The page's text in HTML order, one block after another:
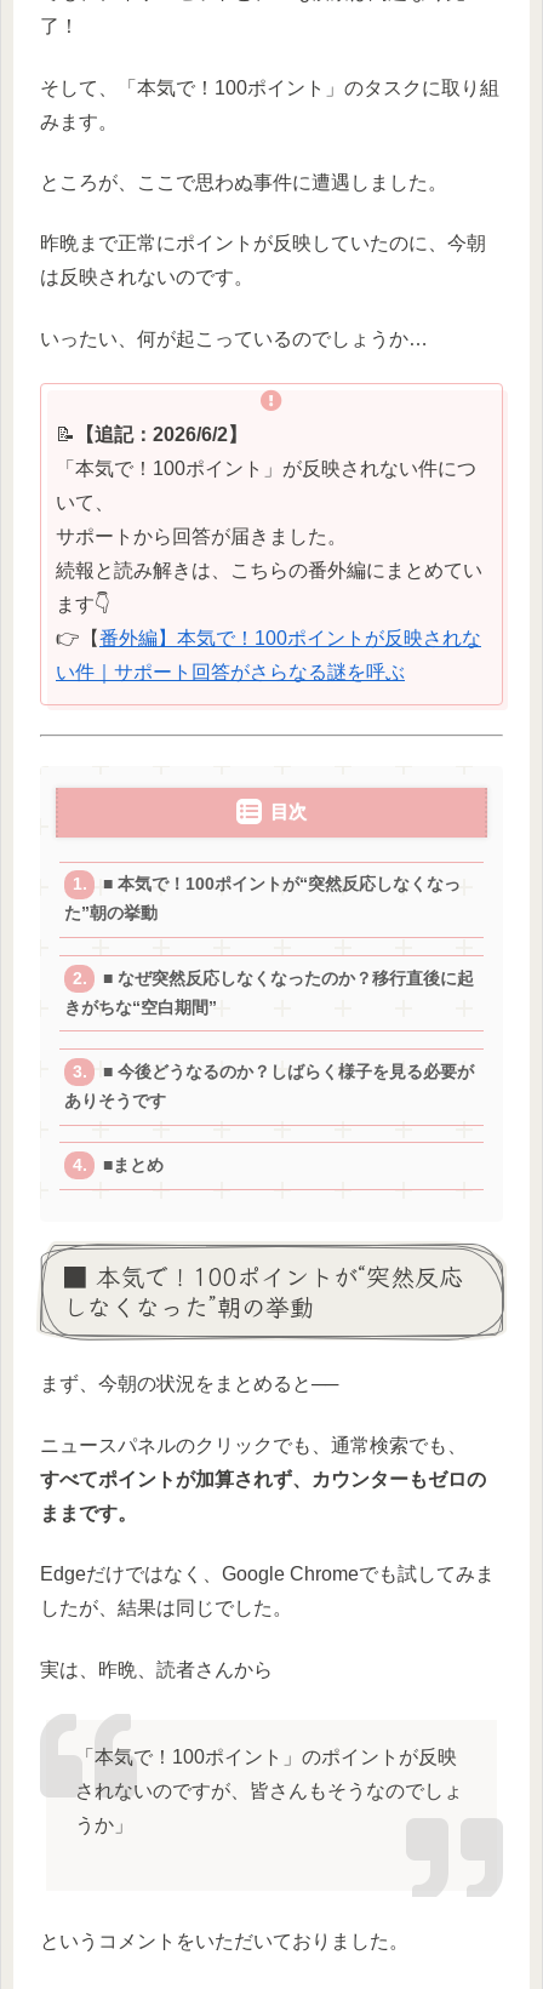
了！
そして、「本気で！100ポイント」のタスクに取り組
みます。
ところが、ここで思わぬ事件に遭遇しました。
昨晩まで正常にポイントが反映していたのに、今朝
は反映されないのです。
いったい、何が起こっているのでしょうか…
📝
【追記：2026/6/2】
「本気で！100ポイント」が反映されない件につ
いて、
サポートから回答が届きました。
続報と読み解きは、こちらの番外編にまとめてい
ます👇
👉【番外編】本気で！100ポイントが反映されな
い件｜サポート回答がさらなる謎を呼ぶ
目次
■ 本気で！100ポイントが“突然反応しなくなっ
た”朝の挙動
■ なぜ突然反応しなくなったのか？移行直後に起
きがちな“空白期間”
■ 今後どうなるのか？しばらく様子を見る必要が
ありそうです
■まとめ
■ 本気で！100ポイントが“突然反応
しなくなった”朝の挙動
まず、今朝の状況をまとめると──
ニュースパネルのクリックでも、通常検索でも、
すべてポイントが加算されず、カウンターもゼロの
ままです。
Edgeだけではなく、Google Chromeでも試してみま
したが、結果は同じでした。
実は、昨晩、読者さんから
「本気で！100ポイント」のポイントが反映
されないのですが、皆さんもそうなのでしょ
うか」
というコメントをいただいておりました。